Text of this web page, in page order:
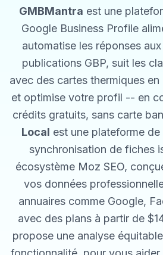
Sign In
GMBMantra est une
Google Business Profile
automatise les réponses
publications GBP, suit les
avec des cartes thermiques
et optimise votre profil -- en
crédits gratuits, sans carte
Local est une plateforme
synchronisation de fiches
écosystème Moz SEO,
vos données
annuaires comme Google,
avec des plans à partir de
propose une analyse